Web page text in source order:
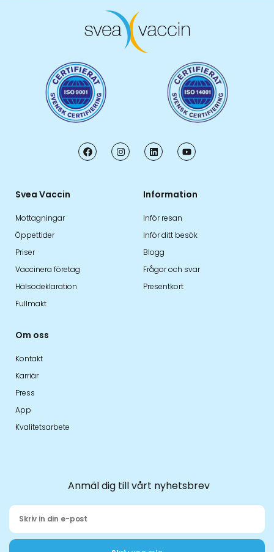
Svea Vaccin
Mottagningar
Öppettider
Priser
Vaccinera företag
Hälsodeklaration
Fullmakt
Information
Inför resan
Inför ditt besök
Blogg
Frågor och svar
Presentkort
Om oss
Kontakt
Karriär
Press
App
Kvalitetsarbete
Anmäl dig till vårt nyhetsbrev